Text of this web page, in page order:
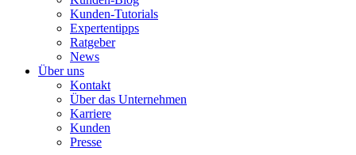
Kunden-Tutorials
Expertentipps
Ratgeber
News
Über uns
Kontakt
Über das Unternehmen
Karriere
Kunden
Presse